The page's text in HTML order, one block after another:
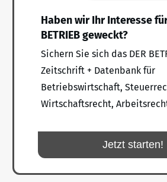
Haben wir Ihr Interesse
BETRIEB geweckt?
Sichern Sie sich das DER
Zeitschrift + Datenbank für
Betriebswirtschaft,
Wirtschaftsrecht,
Jetzt starten!